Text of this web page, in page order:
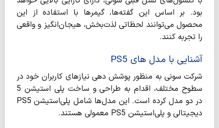
بود. بر اساس این گفته‌ها، گیمرها با استفاده از این
محصول می‌توانند لحظاتی لذت‌بخش، هیجان‌انگیز و واقعی
را تجربه کنند.
آشنایی با مدل های PS5
شرکت سونی به منظور پوشش دهی نیازهای کاربران خود در
سطوح مختلف، اقدام به طراحی و ساخت پلی ‌استیشن 5
در دو مدل کرده است. این مدل‌ها شامل پلی‌استیشن PS5
دیجیتالی و پلی‌استیشن PS5 معمولی هستند.